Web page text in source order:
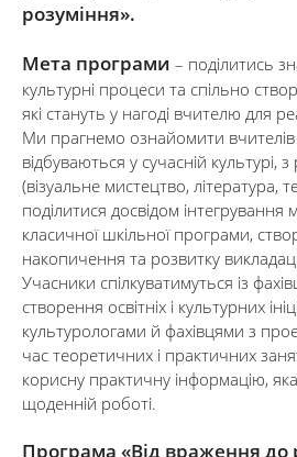
розуміння».
Мета програми – поділитись
культурні процеси та спільно
які стануть у нагоді вчителю для
Ми прагнемо ознайомити
відбуваються у сучасній культурі,
(візуальне мистецтво, література,
поділитися досвідом інтегрування
класичної шкільної програми,
накопичення та розвитку
Учасники спілкуватимуться із
створення освітніх і культурних
культурологами й фахівцями з
час теоретичних і практичних
корисну практичну інформацію,
щоденній роботі.
Програма «Від враження до